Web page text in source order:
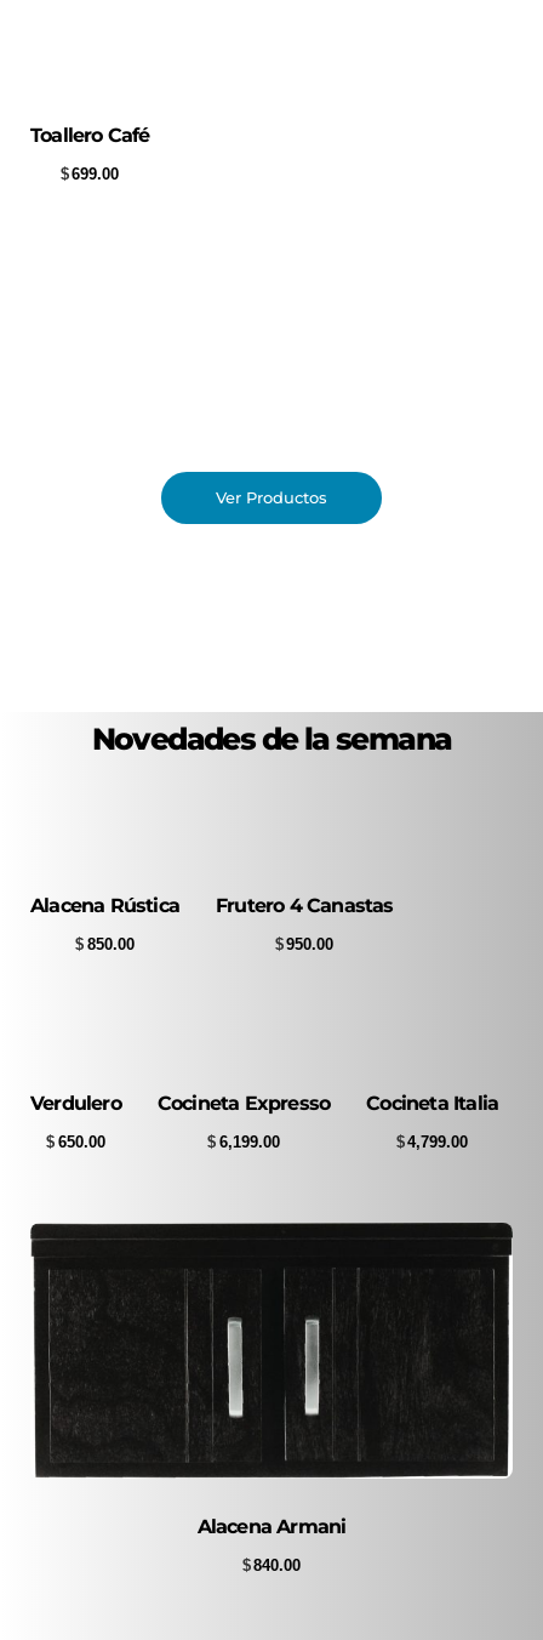
Toallero Café
$699.00
Ver Productos
Novedades de la semana
Alacena Rústica
$ 850.00
Frutero 4 Canastas
$950.00
Verdulero
$ 650.00
Cocineta Expresso
$ 6,199.00
Cocineta Italia
$4,799.00
Alacena Armani
$840.00